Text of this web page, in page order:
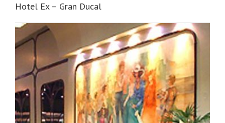
Hotel Ex – Gran Ducal